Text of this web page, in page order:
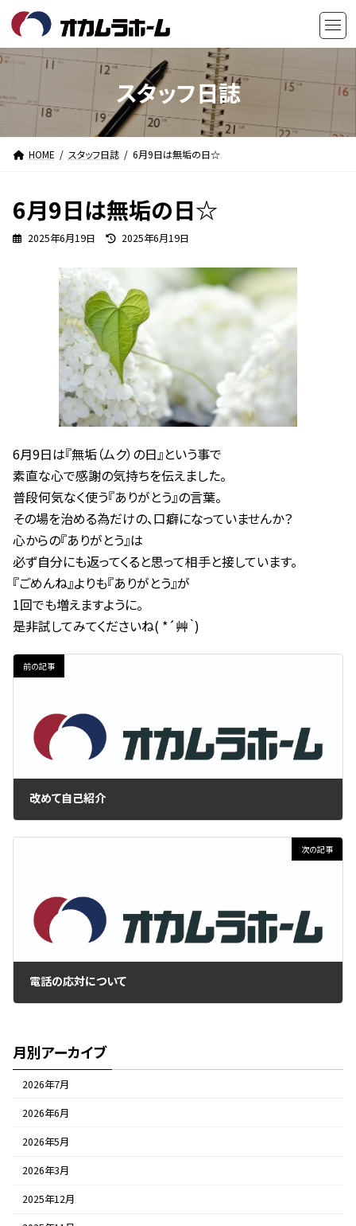
テ
ン
へ
キ
ゲ
ー
ョ
に
スタッフ日誌
HOME スタッフ日誌 6月9日は無垢の日☆
6月9日は無垢の日☆
2025年6月19日
最
更
日
時
:
2025年6月19日
6月9日は『無垢（ムク）の日』という事で
素直な心で感謝の気持ちを伝えました。
普段何気なく使う『ありがとう』の言葉。
その場を治める為だけの、口癖になっていませんか？
心からの『ありがとう』は
必ず自分にも返ってくると思って相手と接しています。
『ごめんね』よりも『ありがとう』が
1回でも増えますように。
是非試してみてくださいね( *´艸｀)
前の記事
改めて自己紹介
次の記事
電話の応対について
月別アーカイブ
2026年7月
2026年6月
2026年5月
2026年3月
2025年12月